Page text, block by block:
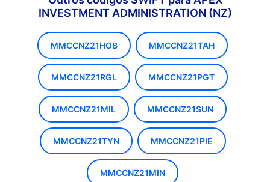
INVESTMENT ADMINISTRATION (NZ)
MMCCNZ21HOB MMCCNZ21TAH
MMCCNZ21RGL MMCCNZ21PGT
MMCCNZ21MIL MMCCNZ21SUN
MMCCNZ21TYN MMCCNZ21PIE
MMCCNZ21MIN